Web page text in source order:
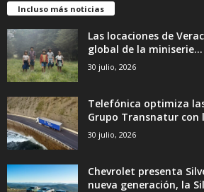
Incluso más noticias
Las locaciones de
global de la miniserie...
30 julio, 2026
Telefónica optimiza
Grupo Transnatur
30 julio, 2026
Chevrolet presenta
nueva generación, la